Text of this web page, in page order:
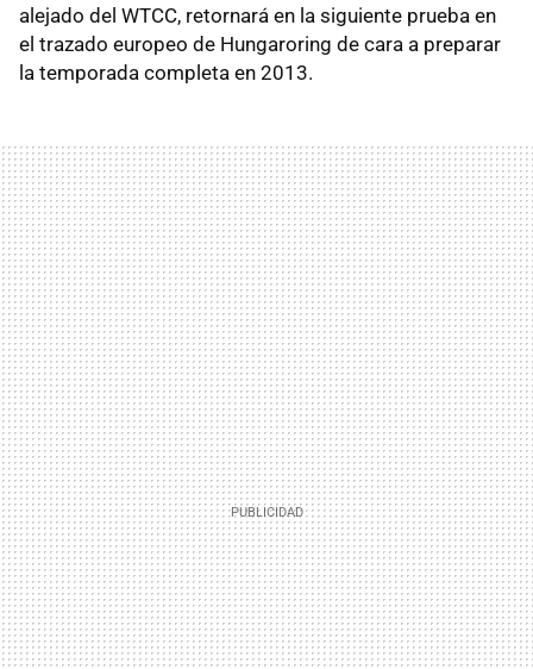
alejado del WTCC, retornará en la siguiente prueba en
el trazado europeo de Hungaroring de cara a preparar
la temporada completa en 2013.